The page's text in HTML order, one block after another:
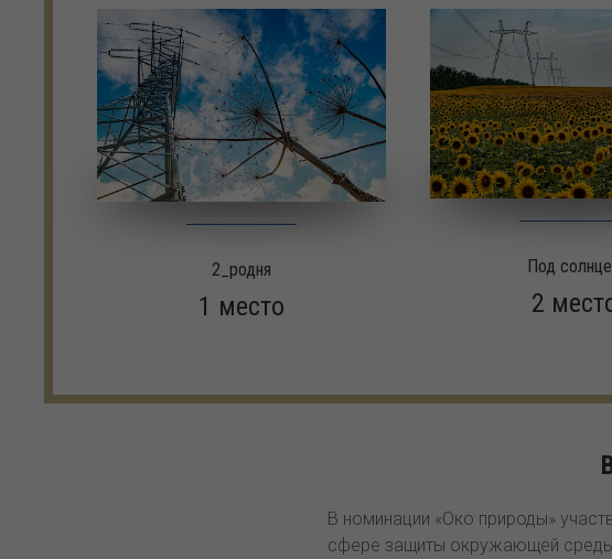
2_родня
1 место
Под
2
В номинации «Око природы»
сфере защиты окружающей среды,